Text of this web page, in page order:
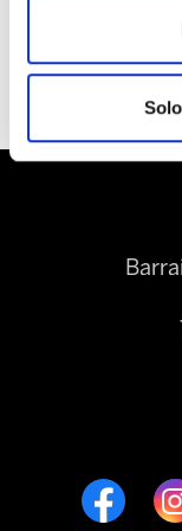
favorece la